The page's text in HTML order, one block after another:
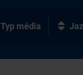
Typ média